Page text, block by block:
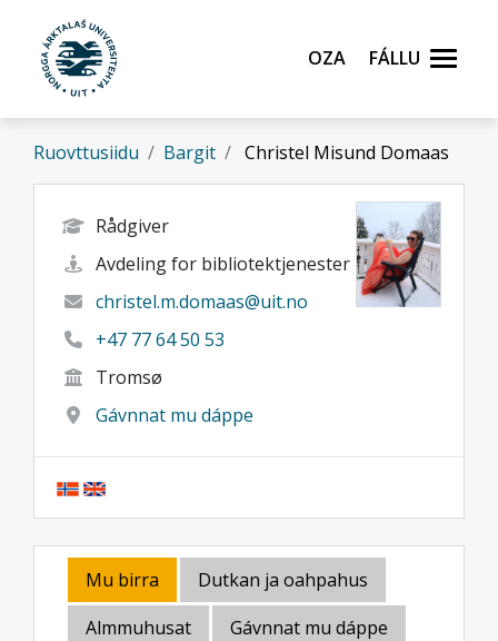
Gå til hovedinnhold
Oza
Fállu
Ruovttusiidu Bargit Christel Misund Domaas
Rådgiver
Avdeling for bibliotektjenester
christel.m.domaas@uit.no
+47 77 64 50 53
Tromsø
Gávnnat mu dáppe
Mu birra
Dutkan ja oahpahus
Almmuhusat
Gávnnat mu dáppe